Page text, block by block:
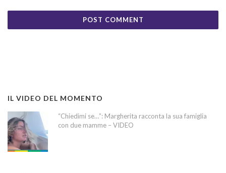
IL VIDEO DEL MOMENTO
“Chiedimi se…”: Margherita racconta la sua famiglia
con due mamme – VIDEO